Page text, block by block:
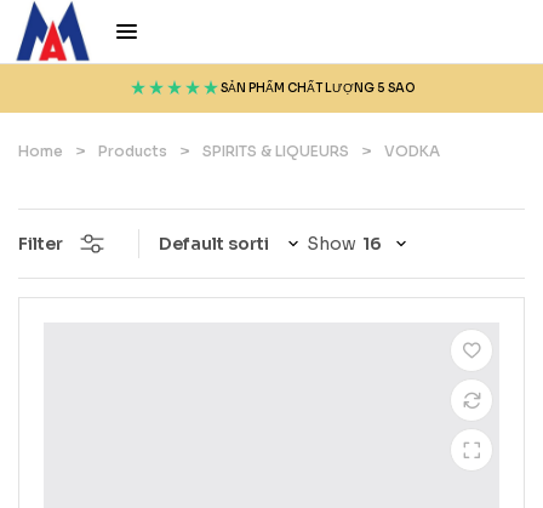
SẢN PHẨM CHẤT LƯỢNG 5 SAO
Home > Products > SPIRITS & LIQUEURS > VODKA
Filter Show